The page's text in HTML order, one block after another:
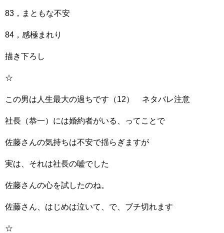
83，まともな不安
84，感極まれり
描き下ろし
☆
この男は人生最大の過ちです（12） ネタバレ注意
社長（恭一）には婚約者がいる、ってことで
佐藤さんの気持ちは不安で揺らぎますが
実は、それは社長の嘘でした
佐藤さんの心を試したのね。
佐藤さん、はじめは泣いて、で、ブチ切れます
☆